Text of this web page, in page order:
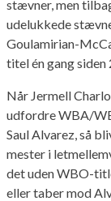
stævner, men
udelukkede
Goulamirian-
titel én gang siden
Når Jermell
udfordre WBA/
Saul Alvarez, så
mester i
det uden WBO-
eller taber mod